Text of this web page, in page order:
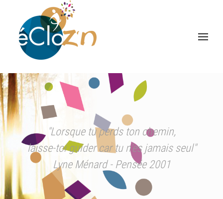
"Lorsque tu perds ton chemin,
laisse-toi guider car tu n'es jamais seul"
Lyne Ménard - Pensée 2001